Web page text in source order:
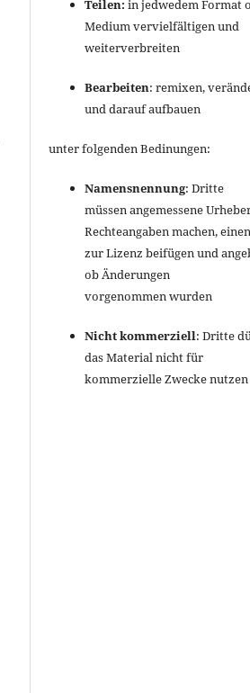
Teilen: in jedwedem Format
Medium vervielfältigen und
weiterverbreiten
Bearbeiten: remixen,
und darauf aufbauen
unter folgenden Bedinungen:
Namensnennung: Dritte
müssen angemessene
Rechteangaben machen,
zur Lizenz beifügen und
ob Änderungen
vorgenommen wurden
Nicht kommerziell: Dritte
das Material nicht für
kommerzielle Zwecke nutzen